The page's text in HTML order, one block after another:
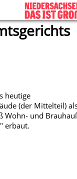
heutige
(der Mittelteil)
Wohn- und
erbaut.